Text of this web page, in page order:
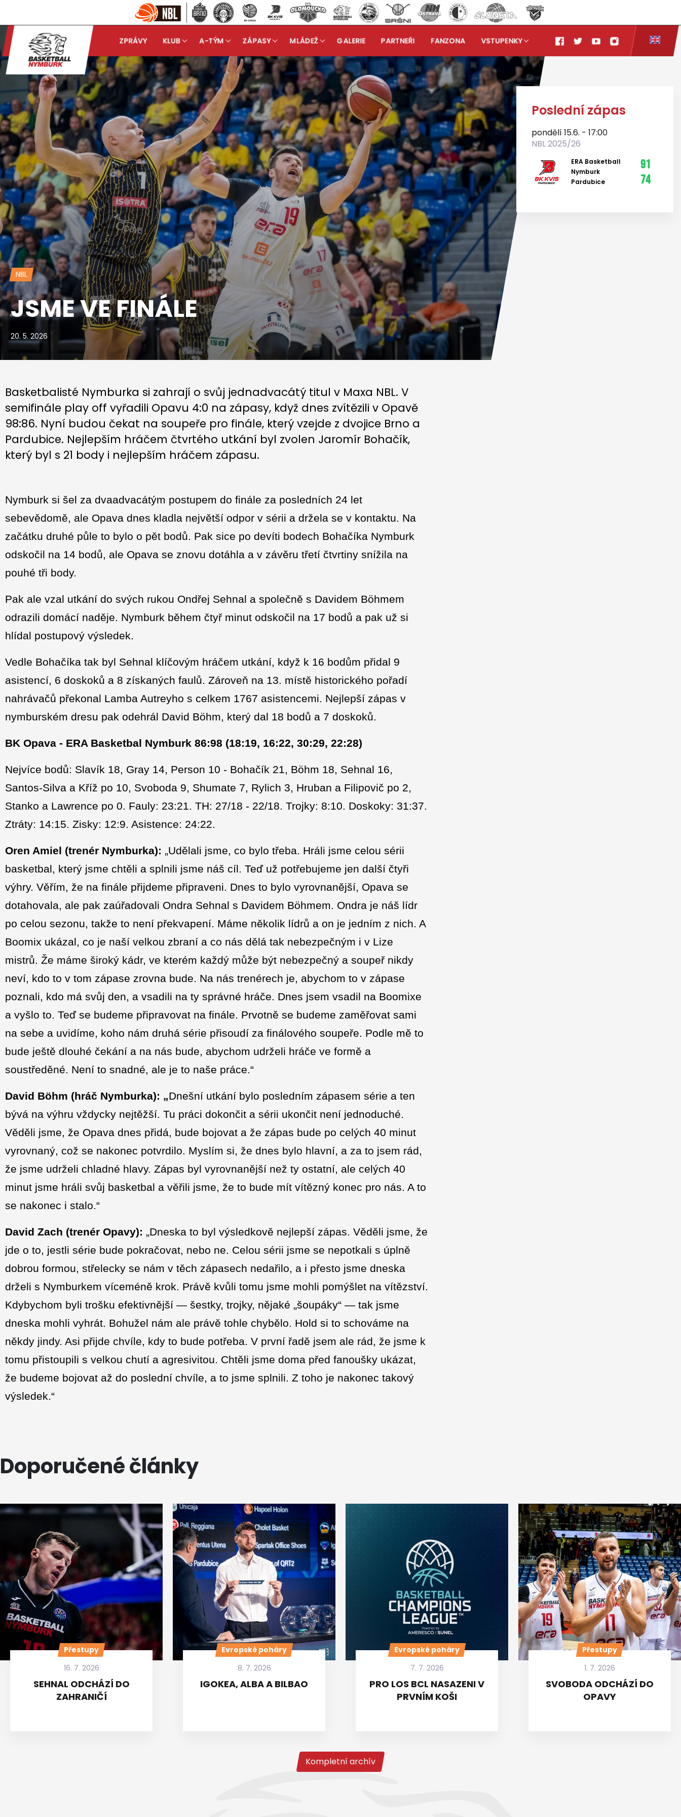
ZPRÁVY KLUB A-TÝM ZÁPASY MLÁDEŽ GALERIE PARTNEŘI FANZONA VSTUPENKY
NBL
JSME VE FINÁLE
20. 5. 2026
Basketbalisté Nymburka si zahrají o svůj jednadvacátý titul v Maxa NBL. V
semifinále play off vyřadili Opavu 4:0 na zápasy, když dnes zvítězili v Opavě
98:86. Nyní budou čekat na soupeře pro finále, který vzejde z dvojice Brno a
Pardubice. Nejlepším hráčem čtvrtého utkání byl zvolen Jaromír Bohačík,
který byl s 21 body i nejlepším hráčem zápasu.
Nymburk si šel za dvaadvacátým postupem do finále za posledních 24 let
sebevědomě, ale Opava dnes kladla největší odpor v sérii a držela se v kontaktu. Na
začátku druhé půle to bylo o pět bodů. Pak sice po devíti bodech Bohačíka Nymburk
odskočil na 14 bodů, ale Opava se znovu dotáhla a v závěru třetí čtvrtiny snížila na
pouhé tři body.
Pak ale vzal utkání do svých rukou Ondřej Sehnal a společně s Davidem Böhmem
odrazili domácí naděje. Nymburk během čtyř minut odskočil na 17 bodů a pak už si
hlídal postupový výsledek.
Vedle Bohačíka tak byl Sehnal klíčovým hráčem utkání, když k 16 bodům přidal 9
asistencí, 6 doskoků a 8 získaných faulů. Zároveň na 13. místě historického pořadí
nahrávačů překonal Lamba Autreyho s celkem 1767 asistencemi. Nejlepší zápas v
nymburském dresu pak odehrál David Böhm, který dal 18 bodů a 7 doskoků.
BK Opava - ERA Basketbal Nymburk 86:98 (18:19, 16:22, 30:29, 22:28)
Nejvíce bodů: Slavík 18, Gray 14, Person 10 - Bohačík 21, Böhm 18, Sehnal 16,
Santos-Silva a Kříž po 10, Svoboda 9, Shumate 7, Rylich 3, Hruban a Filipovič po 2,
Stanko a Lawrence po 0. Fauly: 23:21. TH: 27/18 - 22/18. Trojky: 8:10. Doskoky: 31:37.
Ztráty: 14:15. Zisky: 12:9. Asistence: 24:22.
Oren Amiel (trenér Nymburka): „Udělali jsme, co bylo třeba. Hráli jsme celou sérii
basketbal, který jsme chtěli a splnili jsme náš cíl. Teď už potřebujeme jen další čtyři
výhry. Věřím, že na finále přijdeme připraveni. Dnes to bylo vyrovnanější, Opava se
dotahovala, ale pak zaúřadovali Ondra Sehnal s Davidem Böhmem. Ondra je náš lídr
po celou sezonu, takže to není překvapení. Máme několik lídrů a on je jedním z nich. A
Boomix ukázal, co je naší velkou zbraní a co nás dělá tak nebezpečným i v Lize
mistrů. Že máme široký kádr, ve kterém každý může být nebezpečný a soupeř nikdy
neví, kdo to v tom zápase zrovna bude. Na nás trenérech je, abychom to v zápase
poznali, kdo má svůj den, a vsadili na ty správné hráče. Dnes jsem vsadil na Boomixe
a vyšlo to. Teď se budeme připravovat na finále. Prvotně se budeme zaměřovat sami
na sebe a uvidíme, koho nám druhá série přisoudí za finálového soupeře. Podle mě to
bude ještě dlouhé čekání a na nás bude, abychom udrželi hráče ve formě a
soustředěné. Není to snadné, ale je to naše práce.“
David Böhm (hráč Nymburka): „Dnešní utkání bylo posledním zápasem série a ten
bývá na výhru vždycky nejtěžší. Tu práci dokončit a sérii ukončit není jednoduché.
Věděli jsme, že Opava dnes přidá, bude bojovat a že zápas bude po celých 40 minut
vyrovnaný, což se nakonec potvrdilo. Myslím si, že dnes bylo hlavní, a za to jsem rád,
že jsme udrželi chladné hlavy. Zápas byl vyrovnanější než ty ostatní, ale celých 40
minut jsme hráli svůj basketbal a věřili jsme, že to bude mít vítězný konec pro nás. A to
se nakonec i stalo.“
David Zach (trenér Opavy): „Dneska to byl výsledkově nejlepší zápas. Věděli jsme, že
jde o to, jestli série bude pokračovat, nebo ne. Celou sérii jsme se nepotkali s úplně
dobrou formou, střelecky se nám v těch zápasech nedařilo, a i přesto jsme dneska
drželi s Nymburkem víceméně krok. Právě kvůli tomu jsme mohli pomýšlet na vítězství.
Kdybychom byli trošku efektivnější — šestky, trojky, nějaké „šoupáky“ — tak jsme
dneska mohli vyhrát. Bohužel nám ale právě tohle chybělo. Hold si to schováme na
někdy jindy. Asi přijde chvíle, kdy to bude potřeba. V první řadě jsem ale rád, že jsme k
tomu přistoupili s velkou chutí a agresivitou. Chtěli jsme doma před fanoušky ukázat,
že budeme bojovat až do poslední chvíle, a to jsme splnili. Z toho je nakonec takový
výsledek.“
Poslední zápas
pondělí 15.6. - 17:00
NBL 2025/26
ERA Basketball
Nymburk
Pardubice
91
74
Doporučené články
Přestupy
16. 7. 2026
SEHNAL ODCHÁZÍ DO
ZAHRANIČÍ
Evropské poháry
8. 7. 2026
IGOKEA, ALBA A BILBAO
Evropské poháry
7. 7. 2026
PRO LOS BCL NASAZENI V
PRVNÍM KOŠI
Přestupy
1. 7. 2026
SVOBODA ODCHÁZÍ DO
OPAVY
Kompletní archív